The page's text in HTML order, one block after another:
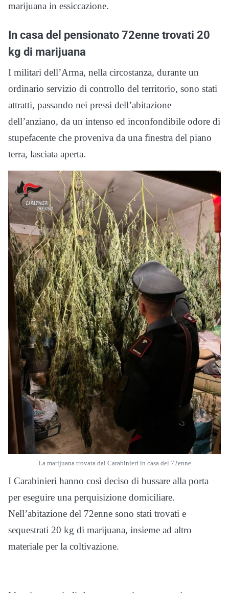
marijuana in essiccazione.
In casa del pensionato 72enne trovati 20
kg di marijuana
I militari dell’Arma, nella circostanza, durante un
ordinario servizio di controllo del territorio, sono stati
attratti, passando nei pressi dell’abitazione
dell’anziano, da un intenso ed inconfondibile odore di
stupefacente che proveniva da una finestra del piano
terra, lasciata aperta.
La marijuana trovata dai Carabinieri in casa del 72enne
I Carabinieri hanno così deciso di bussare alla porta
per eseguire una perquisizione domiciliare.
Nell’abitazione del 72enne sono stati trovati e
sequestrati 20 kg di marijuana, insieme ad altro
materiale per la coltivazione.